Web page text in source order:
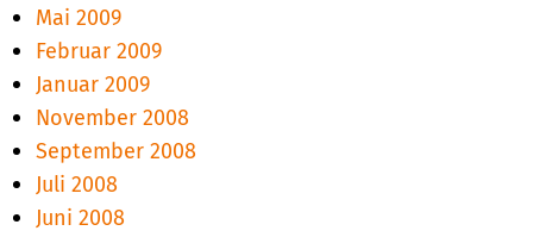
Mai 2009
Februar 2009
Januar 2009
November 2008
September 2008
Juli 2008
Juni 2008